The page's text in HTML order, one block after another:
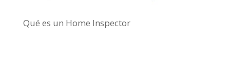
Qué es un Home Inspector